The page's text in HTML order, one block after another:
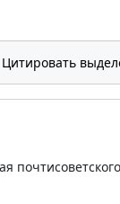
Цитировать